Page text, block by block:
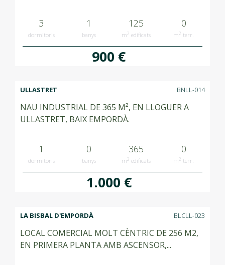
3
dormitoris
1
banys
125
m2 edificats
0
m2 terr.
900 €
ULLASTRET BNLL-014
NAU INDUSTRIAL DE 365 M², EN LLOGUER A
ULLASTRET, BAIX EMPORDÀ.
1
dormitoris
0
banys
365
m2 edificats
0
m2 terr.
1.000 €
LA BISBAL D'EMPORDÀ BLCLL-023
LOCAL COMERCIAL MOLT CÈNTRIC DE 256 M2,
EN PRIMERA PLANTA AMB ASCENSOR,...